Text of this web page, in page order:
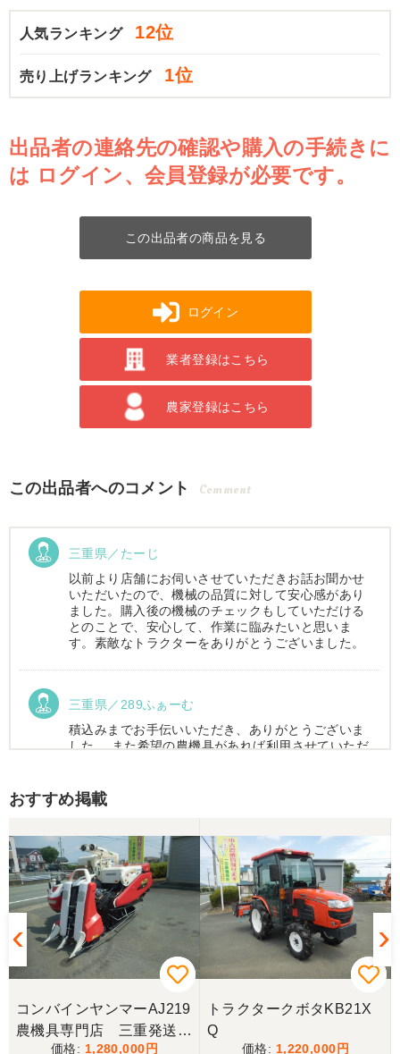
人気ランキング 12位
売り上げランキング 1位
出品者の連絡先の確認や購入の手続きに
は ログイン、会員登録が必要です。
この出品者の商品を見る
ログイン
業者登録はこちら
農家登録はこちら
この出品者へのコメント Comment
三重県／たーじ
以前より店舗にお伺いさせていただきお話お聞かせ
いただいたので、機械の品質に対して安心感があり
ました。購入後の機械のチェックもしていただける
とのことで、安心して、作業に臨みたいと思いま
す。素敵なトラクターをありがとうございました。
三重県／289ふぁーむ
積込みまでお手伝いいただき、ありがとうございま
した。 また希望の農機具があれば利用させていただ
この度はお世話になりました。また、機会があれば
よろしくお願いします。
三重県／ユウスケ
購入から引き取りまでスムーズでした。ありがとう
ございました。
三重県／
おすすめ掲載
コンバインヤンマーAJ219
農機具専門店 三重発送整
1,280,000
トラクタークボタKB21X
Q
1,220,000